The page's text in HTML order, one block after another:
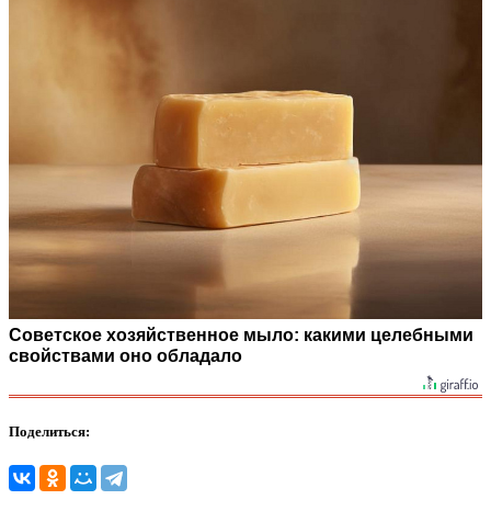
Советское хозяйственное мыло: какими целебными
свойствами оно обладало
Поделиться: